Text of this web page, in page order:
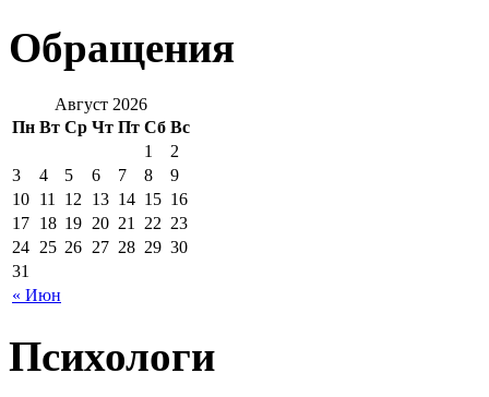
Обращения
Август 2026
Пн Вт Ср Чт Пт Сб Вс
« Июн
1
2
3
4 5 6 7 8
9
10 11 12 13 14 15 16
17 18 19 20 21 22 23
24 25 26 27 28 29 30
31
Психологи